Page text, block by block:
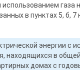
газа
в пунктах 5, б,
энергии с
находящихся в
домах с